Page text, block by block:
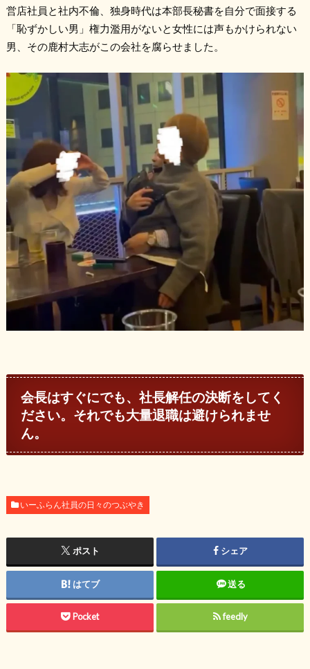
営店社員と社内不倫、独身時代は本部長秘書を自分で面接する
「恥ずかしい男」権力濫用がないと女性には声もかけられない
男、その鹿村大志がこの会社を腐らせました。
会長はすぐにでも、社長解任の決断をしてく
ださい。それでも大量退職は避けられませ
ん。
いーふらん社員の日々のつぶやき
ポスト シェア
はてブ 送る
Pocket feedly